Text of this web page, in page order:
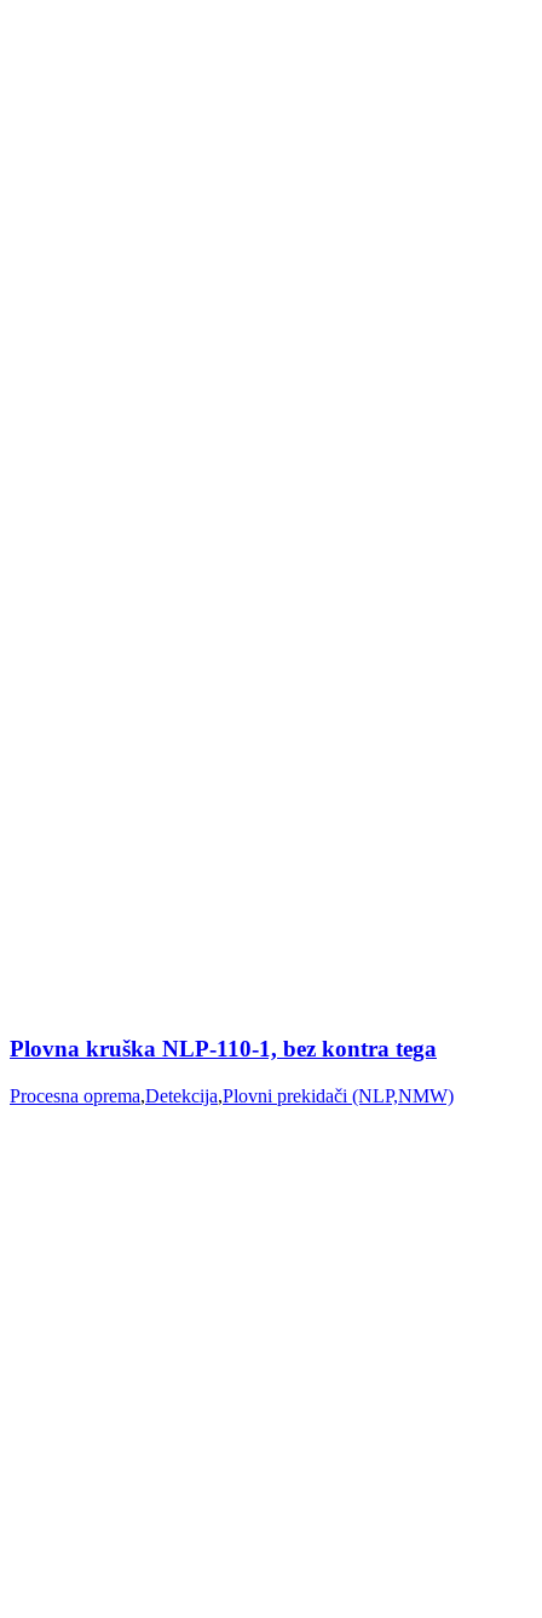
Plovna kruška NLP-110-1, bez kontra tega
Procesna oprema,Detekcija,Plovni prekidači (NLP,NMW)